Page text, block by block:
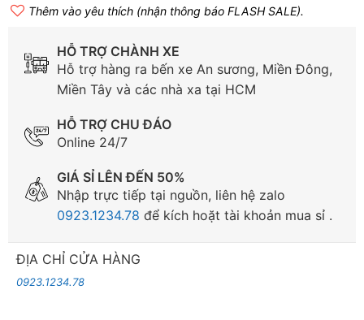
Thêm vào yêu thích (nhận thông báo FLASH SALE).
HỖ TRỢ CHÀNH XE
Hỗ trợ hàng ra bến xe An sương, Miền Đông,
Miền Tây và các nhà xa tại HCM
HỖ TRỢ CHU ĐÁO
Online 24/7
GIÁ SỈ LÊN ĐẾN 50%
Nhập trực tiếp tại nguồn, liên hệ zalo
0923.1234.78 để kích hoặt tài khoản mua sỉ .
ĐỊA CHỈ CỬA HÀNG
0923.1234.78